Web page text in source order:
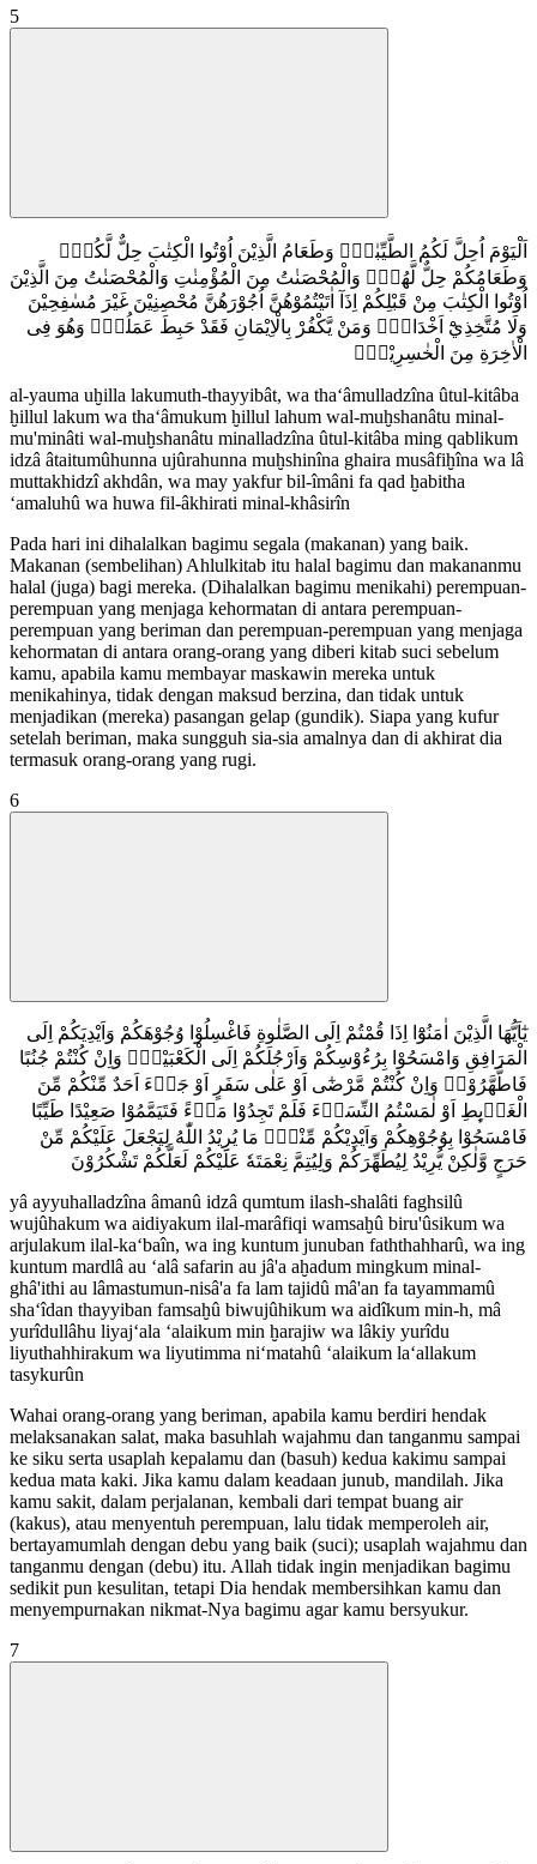
5
اَلْيَوْمَ اُحِلَّ لَكُمُ الطَّيِّبٰتُۗ وَطَعَامُ الَّذِيْنَ اُوْتُوا الْكِتٰبَ حِلٌّ لَّكُمْۖ
وَطَعَامُكُمْ حِلٌّ لَّهُمْۖ وَالْمُحْصَنٰتُ مِنَ الْمُؤْمِنٰتِ وَالْمُحْصَنٰتُ مِنَ الَّذِيْنَ
اُوْتُوا الْكِتٰبَ مِنْ قَبْلِكُمْ اِذَآ اٰتَيْتُمُوْهُنَّ اُجُوْرَهُنَّ مُحْصِنِيْنَ غَيْرَ مُسٰفِحِيْنَ
وَلَا مُتَّخِذِيْٓ اَخْدَانٍۗ وَمَنْ يَّكْفُرْ بِالْاِيْمَانِ فَقَدْ حَبِطَ عَمَلُهٗۖ وَهُوَ فِى
الْاٰخِرَةِ مِنَ الْخٰسِرِيْنَࣖ
al-yauma uḫilla lakumuth-thayyibât, wa tha‘âmulladzîna ûtul-kitâba
ḫillul lakum wa tha‘âmukum ḫillul lahum wal-muḫshanâtu minal-
mu'minâti wal-muḫshanâtu minalladzîna ûtul-kitâba ming qablikum
idzâ âtaitumûhunna ujûrahunna muḫshinîna ghaira musâfiḫîna wa lâ
muttakhidzî akhdân, wa may yakfur bil-îmâni fa qad ḫabitha
‘amaluhû wa huwa fil-âkhirati minal-khâsirîn
Pada hari ini dihalalkan bagimu segala (makanan) yang baik.
Makanan (sembelihan) Ahlulkitab itu halal bagimu dan makananmu
halal (juga) bagi mereka. (Dihalalkan bagimu menikahi) perempuan-
perempuan yang menjaga kehormatan di antara perempuan-
perempuan yang beriman dan perempuan-perempuan yang menjaga
kehormatan di antara orang-orang yang diberi kitab suci sebelum
kamu, apabila kamu membayar maskawin mereka untuk
menikahinya, tidak dengan maksud berzina, dan tidak untuk
menjadikan (mereka) pasangan gelap (gundik). Siapa yang kufur
setelah beriman, maka sungguh sia-sia amalnya dan di akhirat dia
termasuk orang-orang yang rugi.
6
يٰٓاَيُّهَا الَّذِيْنَ اٰمَنُوْٓا اِذَا قُمْتُمْ اِلَى الصَّلٰوةِ فَاغْسِلُوْا وُجُوْهَكُمْ وَاَيْدِيَكُمْ اِلَى
الْمَرَافِقِ وَامْسَحُوْا بِرُءُوْسِكُمْ وَاَرْجُلَكُمْ اِلَى الْكَعْبَيْنِۗ وَاِنْ كُنْتُمْ جُنُبًا
فَاطَّهَّرُوْاۗ وَاِنْ كُنْتُمْ مَّرْضٰٓى اَوْ عَلٰى سَفَرٍ اَوْ جَاۤءَ اَحَدٌ مِّنْكُمْ مِّنَ
الْغَاۤىِٕطِ اَوْ لٰمَسْتُمُ النِّسَاۤءَ فَلَمْ تَجِدُوْا مَاۤءً فَتَيَمَّمُوْا صَعِيْدًا طَيِّبًا
فَامْسَحُوْا بِوُجُوْهِكُمْ وَاَيْدِيْكُمْ مِّنْهُۗ مَا يُرِيْدُ اللّٰهُ لِيَجْعَلَ عَلَيْكُمْ مِّنْ
حَرَجٍ وَّلٰكِنْ يُّرِيْدُ لِيُطَهِّرَكُمْ وَلِيُتِمَّ نِعْمَتَهٗ عَلَيْكُمْ لَعَلَّكُمْ تَشْكُرُوْنَ
yâ ayyuhalladzîna âmanû idzâ qumtum ilash-shalâti faghsilû
wujûhakum wa aidiyakum ilal-marâfiqi wamsaḫû biru'ûsikum wa
arjulakum ilal-ka‘baîn, wa ing kuntum junuban faththahharû, wa ing
kuntum mardlâ au ‘alâ safarin au jâ'a aḫadum mingkum minal-
ghâ'ithi au lâmastumun-nisâ'a fa lam tajidû mâ'an fa tayammamû
sha‘îdan thayyiban famsaḫû biwujûhikum wa aidîkum min-h, mâ
yurîdullâhu liyaj‘ala ‘alaikum min ḫarajiw wa lâkiy yurîdu
liyuthahhirakum wa liyutimma ni‘matahû ‘alaikum la‘allakum
tasykurûn
Wahai orang-orang yang beriman, apabila kamu berdiri hendak
melaksanakan salat, maka basuhlah wajahmu dan tanganmu sampai
ke siku serta usaplah kepalamu dan (basuh) kedua kakimu sampai
kedua mata kaki. Jika kamu dalam keadaan junub, mandilah. Jika
kamu sakit, dalam perjalanan, kembali dari tempat buang air
(kakus), atau menyentuh perempuan, lalu tidak memperoleh air,
bertayamumlah dengan debu yang baik (suci); usaplah wajahmu dan
tanganmu dengan (debu) itu. Allah tidak ingin menjadikan bagimu
sedikit pun kesulitan, tetapi Dia hendak membersihkan kamu dan
menyempurnakan nikmat-Nya bagimu agar kamu bersyukur.
7